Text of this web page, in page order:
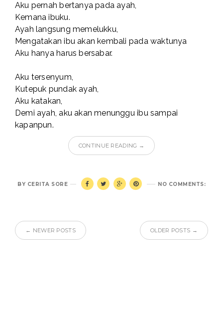
Aku pernah bertanya pada ayah,
Kemana ibuku.
Ayah langsung memelukku,
Mengatakan ibu akan kembali pada waktunya
Aku hanya harus bersabar.
Aku tersenyum,
Kutepuk pundak ayah,
Aku katakan,
Demi ayah, aku akan menunggu ibu sampai
kapanpun.
CONTINUE READING →
NO COMMENTS:
BY CERITA SORE
← NEWER POSTS OLDER POSTS →